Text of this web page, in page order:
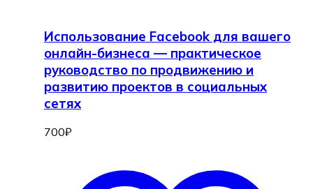
Использование Facebook для вашего
онлайн-бизнеса — практическое
руководство по продвижению и
развитию проектов в социальных
сетях
700₽